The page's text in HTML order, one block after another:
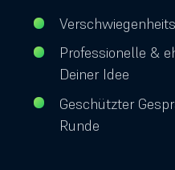
Professionelle &
Deiner Idee
Geschützter
Runde